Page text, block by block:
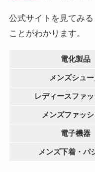
公式サイトを見てみ
ことがわかります。
電化製品
メンズシュ
レディースファ
メンズファッ
電子機器
メンズ下着・パ